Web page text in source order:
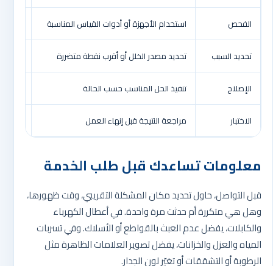
الفحص استخدام الأجهزة أو أدوات القياس المناسبة
تحديد السبب تحديد مصدر الخلل أو أقرب نقطة متضررة
الإصلاح تنفيذ الحل المناسب حسب الحالة
الاختبار مراجعة النتيجة قبل إنهاء العمل
معلومات تساعدك قبل طلب الخدمة
قبل التواصل، حاول تحديد مكان المشكلة التقريبي، وقت ظهورها،
وهل هي متكررة أم حدثت مرة واحدة. في أعطال الكهرباء
والكابلات، يفضل عدم العبث بالقواطع أو الأسلاك. وفي تسربات
المياه والعزل والخزانات، يفضل تصوير العلامات الظاهرة مثل
الرطوبة أو التشققات أو تغيّر لون الجدار.